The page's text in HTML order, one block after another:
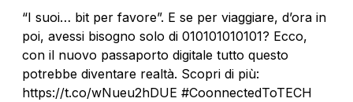
“I suoi… bit per favore”. E se per viaggiare, d’ora in
poi, avessi bisogno solo di 010101010101? Ecco,
con il nuovo passaporto digitale tutto questo
potrebbe diventare realtà. Scopri di più:
https://t.co/wNueu2hDUE #CoonnectedToTECH